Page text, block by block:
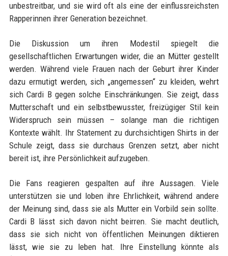
unbestreitbar, und sie wird oft als eine der einflussreichsten
Rapperinnen ihrer Generation bezeichnet.
Die Diskussion um ihren Modestil spiegelt die
gesellschaftlichen Erwartungen wider, die an Mütter gestellt
werden. Während viele Frauen nach der Geburt ihrer Kinder
dazu ermutigt werden, sich „angemessen“ zu kleiden, wehrt
sich Cardi B gegen solche Einschränkungen. Sie zeigt, dass
Mutterschaft und ein selbstbewusster, freizügiger Stil kein
Widerspruch sein müssen – solange man die richtigen
Kontexte wählt. Ihr Statement zu durchsichtigen Shirts in der
Schule zeigt, dass sie durchaus Grenzen setzt, aber nicht
bereit ist, ihre Persönlichkeit aufzugeben.
Die Fans reagieren gespalten auf ihre Aussagen. Viele
unterstützen sie und loben ihre Ehrlichkeit, während andere
der Meinung sind, dass sie als Mutter ein Vorbild sein sollte.
Cardi B lässt sich davon nicht beirren. Sie macht deutlich,
dass sie sich nicht von öffentlichen Meinungen diktieren
lässt, wie sie zu leben hat. Ihre Einstellung könnte als